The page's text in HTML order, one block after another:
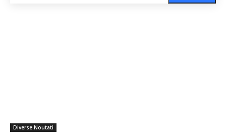
Diverse Noutati